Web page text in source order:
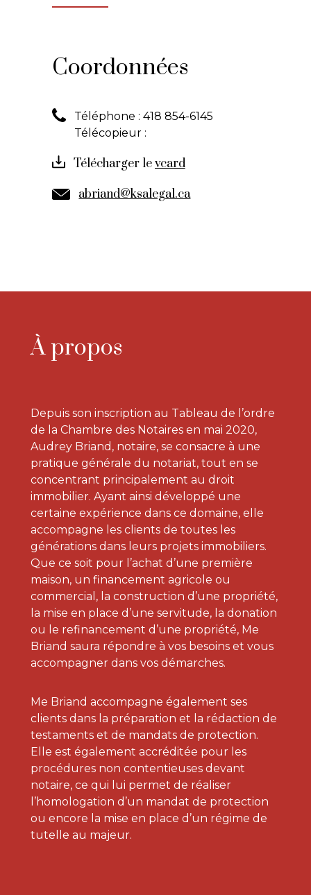
Coordonnées
Téléphone : 418 854-6145
Télécopieur :
Télécharger le
abriand@ksalegal.ca
À propos
Depuis son inscription au Tableau de l’ordre
de la Chambre des Notaires en mai 2020,
Audrey Briand, notaire, se consacre à une
pratique générale du notariat, tout en se
concentrant principalement au droit
immobilier. Ayant ainsi développé une
certaine expérience dans ce domaine, elle
accompagne les clients de toutes les
générations dans leurs projets immobiliers.
Que ce soit pour l’achat d’une première
maison, un financement agricole ou
commercial, la construction d’une propriété,
la mise en place d’une servitude, la donation
ou le refinancement d’une propriété, Me
Briand saura répondre à vos besoins et vous
accompagner dans vos démarches.
Me Briand accompagne également ses
clients dans la préparation et la rédaction de
testaments et de mandats de protection.
Elle est également accréditée pour les
procédures non contentieuses devant
notaire, ce qui lui permet de réaliser
l’homologation d’un mandat de protection
ou encore la mise en place d’un régime de
tutelle au majeur.